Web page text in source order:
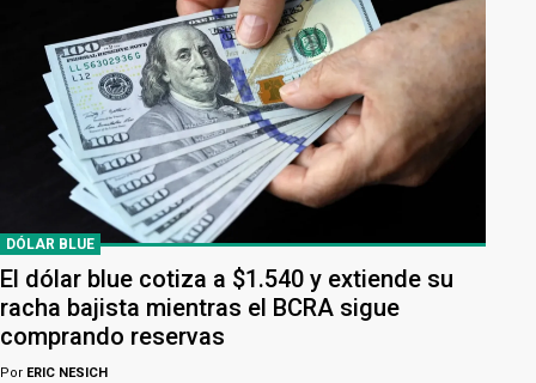
DÓLAR BLUE
El dólar blue cotiza a $1.540 y extiende su
racha bajista mientras el BCRA sigue
comprando reservas
Por ERIC NESICH